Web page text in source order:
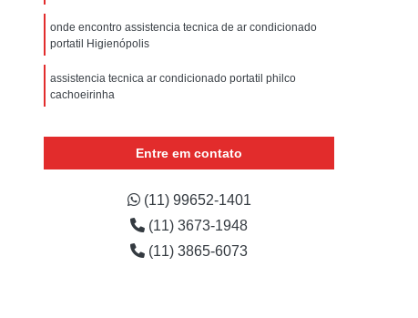
Refrigerador Electrolux Assistencia Tecnica
Assistencia Tecnica Maquina Secadora
Roupa
Assistencia Tecnica para Secadora
Lavadora e Secadora
Assistencia Tecnica Secadora
Assistencia Tecnica Secadora Samsung
Assistencia Tecnica de Fogão
Assistencia Tecnica Fogão
onde encontro assistencia tecnica de ar condicionado
portatil Higienópolis
assistencia tecnica ar condicionado portatil philco
cachoeirinha
portatil philco Mandaqui
portatil Vila Guilherme
assistencia tecnica em ar condicionado portatil
Entre em contato
(11) 99652-1401
(11) 3673-1948
(11) 3865-6073